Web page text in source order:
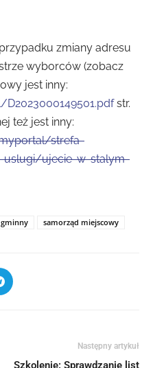
zmiany adresu
wyborców (zobacz
jest inny:
str.
też jest inny:
strefa-
uslugi/ujecie-w-stalym-
samorząd miejscowy
Następny artykuł
Szkolenie: Sprawdzanie list